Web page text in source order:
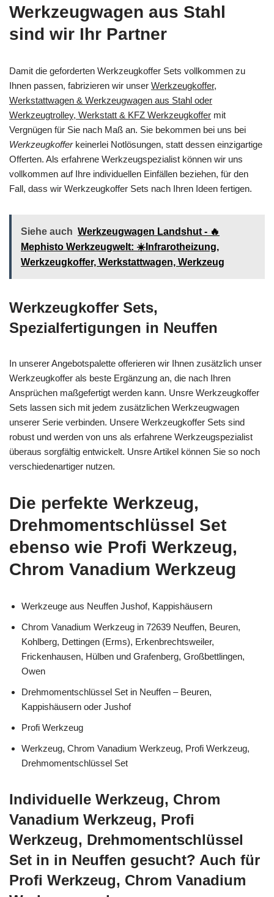
Werkzeugwagen aus Stahl
sind wir Ihr Partner
Damit die geforderten Werkzeugkoffer Sets vollkommen zu
Ihnen passen, fabrizieren wir unser Werkzeugkoffer,
Werkstattwagen & Werkzeugwagen aus Stahl oder
Werkzeugtrolley, Werkstatt & KFZ Werkzeugkoffer mit
Vergnügen für Sie nach Maß an. Sie bekommen bei uns bei
Werkzeugkofferkeinerlei Notlösungen, statt dessen einzigartige
Offerten. Als erfahrene Werkzeugspezialist können wir uns
vollkommen auf Ihre individuellen Einfällen beziehen, für den
Fall, dass wir Werkzeugkoffer Sets nach Ihren Ideen fertigen.
Siehe auch Werkzeugwagen Landshut - 🔥
Mephisto Werkzeugwelt: ☀️Infrarotheizung,
Werkzeugkoffer, Werkstattwagen, Werkzeug
Werkzeugkoffer Sets,
Spezialfertigungen in Neuffen
In unserer Angebotspalette offerieren wir Ihnen zusätzlich unser
Werkzeugkoffer als beste Ergänzung an, die nach Ihren
Ansprüchen maßgefertigt werden kann. Unsre Werkzeugkoffer
Sets lassen sich mit jedem zusätzlichen Werkzeugwagen
unserer Serie verbinden. Unsere Werkzeugkoffer Sets sind
robust und werden von uns als erfahrene Werkzeugspezialist
überaus sorgfältig entwickelt. Unsre Artikel können Sie so noch
verschiedenartiger nutzen.
Die perfekte Werkzeug,
Drehmomentschlüssel Set
ebenso wie Profi Werkzeug,
Chrom Vanadium Werkzeug
Werkzeuge aus Neuffen Jushof, Kappishäusern
Chrom Vanadium Werkzeug in 72639 Neuffen, Beuren,
Kohlberg, Dettingen (Erms), Erkenbrechtsweiler,
Frickenhausen, Hülben und Grafenberg, Großbettlingen,
Owen
Drehmomentschlüssel Set in Neuffen – Beuren,
Kappishäusern oder Jushof
Profi Werkzeug
Werkzeug, Chrom Vanadium Werkzeug, Profi Werkzeug,
Drehmomentschlüssel Set
Individuelle Werkzeug, Chrom
Vanadium Werkzeug, Profi
Werkzeug, Drehmomentschlüssel
Set in in Neuffen gesucht? Auch für
Profi Werkzeug, Chrom Vanadium